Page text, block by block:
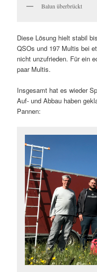
Balun überbrückt
Diese Lösung hielt stabil
QSOs und 197 Multis bei
nicht unzufrieden. Für ein
paar Multis.
Insgesamt hat es wieder
Auf- und Abbau haben
Pannen: